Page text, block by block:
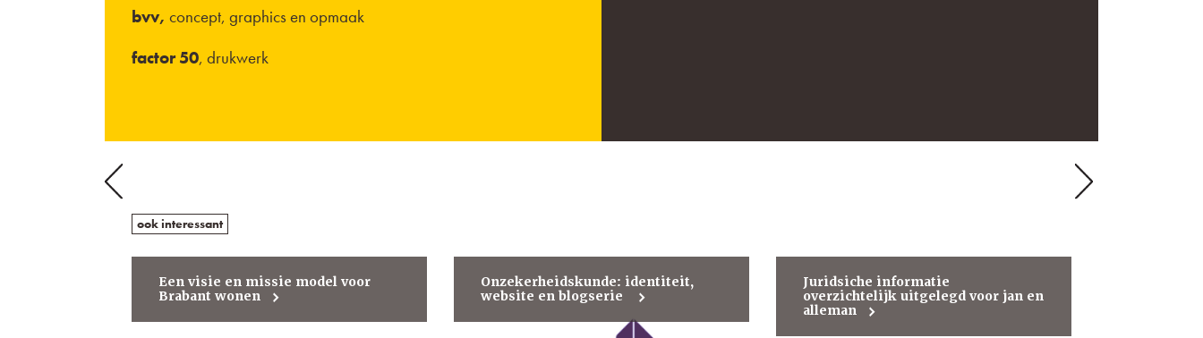
bvv, concept, graphics en opmaak
factor 50, drukwerk
Previous
Project
Jeelo
Next
Project
ook interessant
Een visie en missie model voor
Brabant wonen
Onzekerheidskunde: identiteit,
website en blogserie
Juridsiche informatie
overzichtelijk uitgelegd voor jan en
alleman